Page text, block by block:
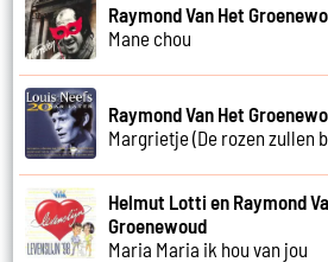
Raymond Van Het
Mane chou
Raymond Van Het
Margrietje (De rozen zullen
Helmut Lotti en Raymond
Groenewoud
Maria Maria ik hou van jou